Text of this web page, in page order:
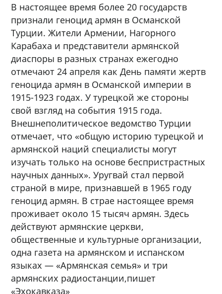
В настоящее время более 20 государств
признали геноцид армян в Османской
Турции. Жители Армении, Нагорного
Карабаха и представители армянской
диаспоры в разных странах ежегодно
отмечают 24 апреля как День памяти жертв
геноцида армян в Османской империи в
1915-1923 годах. У турецкой же стороны
свой взгляд на события 1915 года.
Внешнеполитическое ведомство Турции
отмечает, что «общую историю турецкой и
армянской наций специалисты могут
изучать только на основе беспристрастных
научных данных». Уругвай стал первой
страной в мире, признавшей в 1965 году
геноцид армян. В страе настоящее время
проживает около 15 тысяч армян. Здесь
действуют армянские церкви,
общественные и культурные организации,
одна газета на армянском и испанском
языках — «Армянская семья» и три
армянских радиостанции,пишет
«Эхокавказа»